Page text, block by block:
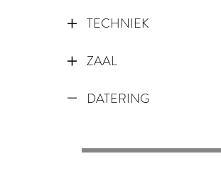
TECHNIEK
ZAAL
DATERING